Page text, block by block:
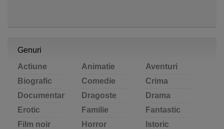
Genuri
Actiune
Animatie
Aventuri
Biografic
Comedie
Crima
Documentar
Dragoste
Drama
Erotic
Familie
Fantastic
Film noir
Horror
Istoric